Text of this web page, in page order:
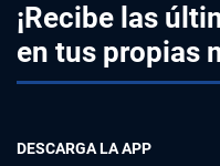
¡Recibe las
en tus propias
DESCARGA LA APP